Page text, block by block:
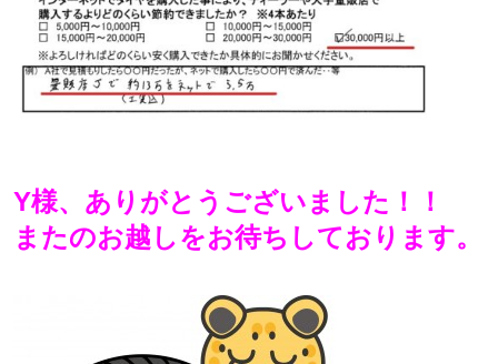
Y様、ありがとうございました！！
またのお越しをお待ちしております。